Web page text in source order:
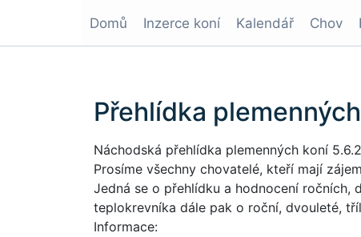
Domů Inzerce koní Kalendář Chov
Přehlídka
Náchodská přehlídka plemenných koní
Prosíme všechny chovatelé, kteří mají
Jedná se o přehlídku a hodnocení
teplokrevníka dále pak o roční, dvouleté,
Informace: